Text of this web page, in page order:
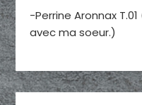
-Perrine Aronnax
avec ma soeur.)